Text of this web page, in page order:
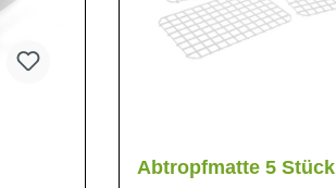
Abtropfmatte 5 Stück